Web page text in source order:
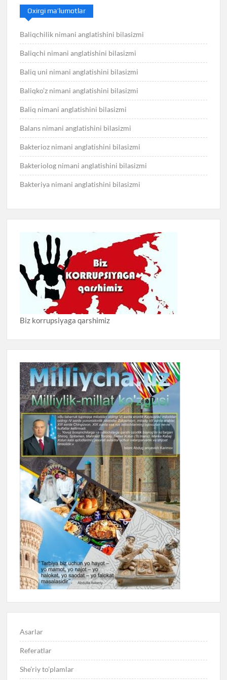
Oxirgi ma’lumotlar
Baliqchilik nimani anglatishini bilasizmi
Baliqchi nimani anglatishini bilasizmi
Baliq uni nimani anglatishini bilasizmi
Baliqko’z nimani anglatishini bilasizmi
Baliq nimani anglatishini bilasizmi
Balans nimani anglatishini bilasizmi
Bakterioz nimani anglatishini bilasizmi
Bakteriolog nimani anglatishini bilasizmi
Bakteriya nimani anglatishini bilasizmi
Biz korrupsiyaga qarshimiz
Asarlar
Referatlar
She’riy to’plamlar